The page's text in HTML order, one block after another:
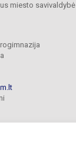
miesto savivaldybė